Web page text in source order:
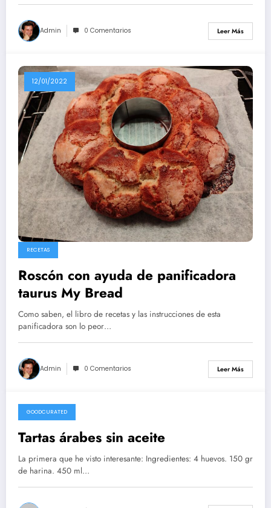
Admin 0 Comentarios Leer Más
12/01/2022
RECETAS
Roscón con ayuda de panificadora
taurus My Bread
Como saben, el libro de recetas y las instrucciones de esta
panificadora son lo peor…
Admin 0 Comentarios Leer Más
21/02/2021
GOODCURATED
Tartas árabes sin aceite
La primera que he visto interesante: Ingredientes: 4 huevos. 150 gr
de harina. 450 ml…